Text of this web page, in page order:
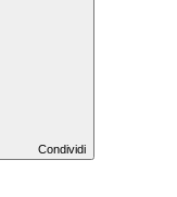
Condividi